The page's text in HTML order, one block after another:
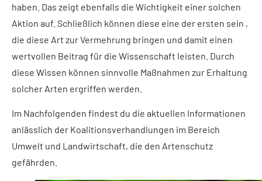
haben. Das zeigt ebenfalls die Wichtigkeit einer solchen
Aktion auf. Schließlich können diese eine der ersten sein ,
die diese Art zur Vermehrung bringen und damit einen
wertvollen Beitrag für die Wissenschaft leisten. Durch
diese Wissen können sinnvolle Maßnahmen zur Erhaltung
solcher Arten ergriffen werden.
Im Nachfolgenden findest du die aktuellen Informationen
anlässlich der Koalitionsverhandlungen im Bereich
Umwelt und Landwirtschaft, die den Artenschutz
gefährden.